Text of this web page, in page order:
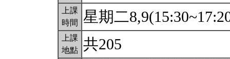
上課
時間
星期二
上課
地點 共205